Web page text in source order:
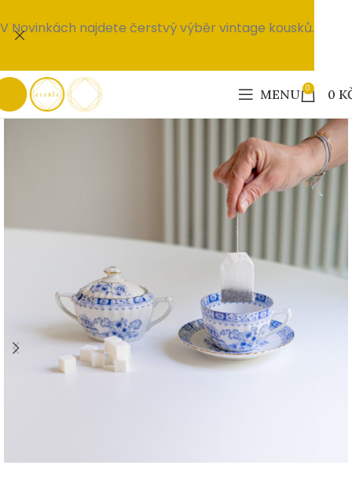
MENU 0 0
V Novinkách najdete čerstvý výběr vintage kousků.